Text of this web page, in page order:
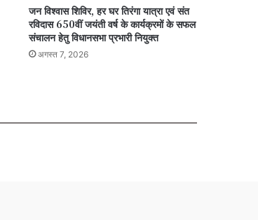
जन विश्वास शिविर, हर घर तिरंगा यात्रा एवं संत
रविदास 650वीं जयंती वर्ष के कार्यक्रमों के सफल
संचालन हेतु विधानसभा प्रभारी नियुक्त
अगस्त 7, 2026